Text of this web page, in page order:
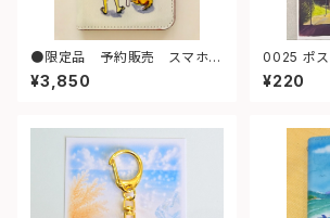
●限定品 予約販売 スマホケ
ースＬ（散歩）
¥3,850
0025 ポストカード（美人坂 夕
景 江ノ電）
¥220